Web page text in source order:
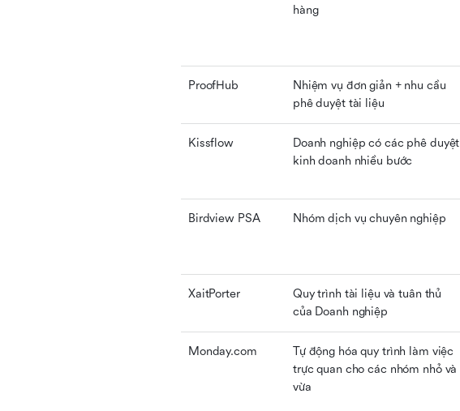
hàng
ProofHub
Nhiệm vụ đơn giản + nhu cầu
phê duyệt tài liệu
Kissflow
Doanh nghiệp có các phê duyệt
kinh doanh nhiều bước
Birdview PSA Nhóm dịch vụ chuyên nghiệp
XaitPorter
Quy trình tài liệu và tuân thủ
của Doanh nghiệp
Monday.com
Tự động hóa quy trình làm việc
trực quan cho các nhóm nhỏ và
vừa